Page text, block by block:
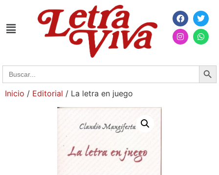
Search
for:
Inicio / Editorial / La letra en juego